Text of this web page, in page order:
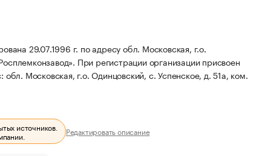
29.07.1996 г. по адресу обл. Московская, г.о.
При регистрации организации присвоен
Московская, г.о. Одинцовский, с. Успенское, д. 51а, ком.
источников. Редактировать описание